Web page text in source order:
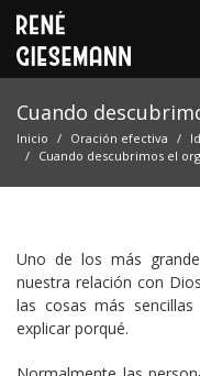
Cuando
Inicio Oración efectiva
Cuando descubrimos el
Uno de los más
nuestra relación con
las cosas más
explicar porqué.